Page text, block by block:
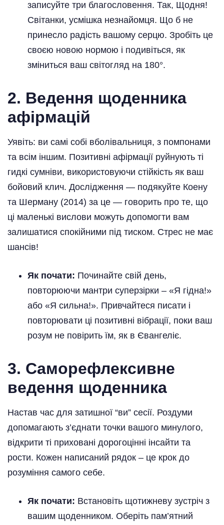
записуйте три благословення. Так, Щодня!
Світанки, усмішка незнайомця. Що б не
принесло радість вашому серцю. Зробіть це
своєю новою нормою і подивіться, як
зміниться ваш світогляд на 180°.
2. Ведення щоденника
афірмацій
Уявіть: ви самі собі вболівальниця, з помпонами
та всім іншим. Позитивні афірмації руйнують ті
гидкі сумніви, використовуючи стійкість як ваш
бойовий клич. Дослідження — подякуйте Коену
та Шерману (2014) за це — говорить про те, що
ці маленькі вислови можуть допомогти вам
залишатися спокійними під тиском. Стрес не має
шансів!
Як почати: Починайте свій день,
повторюючи мантри суперзірки – «Я гідна!»
або «Я сильна!». Привчайтеся писати і
повторювати ці позитивні вібрації, поки ваш
розум не повірить їм, як в Євангеліє.
3. Саморефлексивне
ведення щоденника
Настав час для затишної “ви” сесії. Роздуми
допомагають з’єднати точки вашого минулого,
відкрити ті приховані дорогоцінні інсайти та
рости. Кожен написаний рядок – це крок до
розуміння самого себе.
Як почати: Встановіть щотижневу зустріч з
вашим щоденником. Оберіть пам’ятний